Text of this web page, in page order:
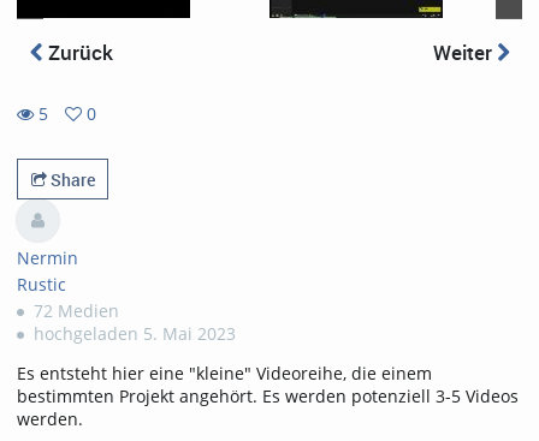
Zurück Weiter
5
views
0
favorites
Share
Nermin
Rustic
72 Medien
hochgeladen 5. Mai 2023
Es entsteht hier eine "kleine" Videoreihe, die einem
bestimmten Projekt angehört. Es werden potenziell 3-5 Videos
werden.